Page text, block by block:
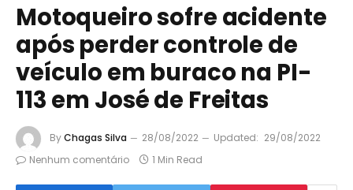
Motoqueiro sofre acidente
após perder controle de
veículo em buraco na PI-
113 em José de Freitas
ByChagas Silva 28/08/2022 Updated: 29/08/2022
Nenhum comentário
1 Min Read